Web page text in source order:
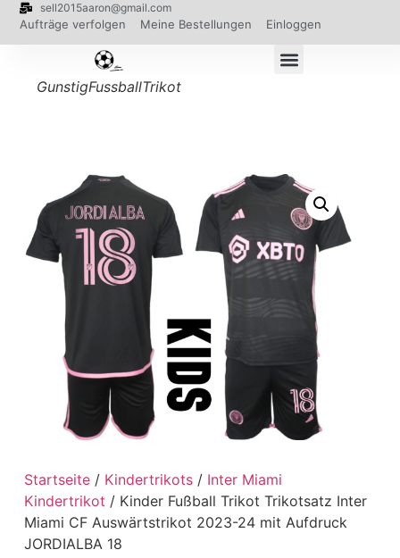
sell2015aaron@gmail.com
Aufträge verfolgen Meine Bestellungen Einloggen
GunstigFussballTrikot
Startseite/ Kindertrikots/ Inter Miami
Kindertrikot / Kinder Fußball Trikot Trikotsatz Inter
Miami CF Auswärtstrikot 2023-24 mit Aufdruck
JORDIALBA 18